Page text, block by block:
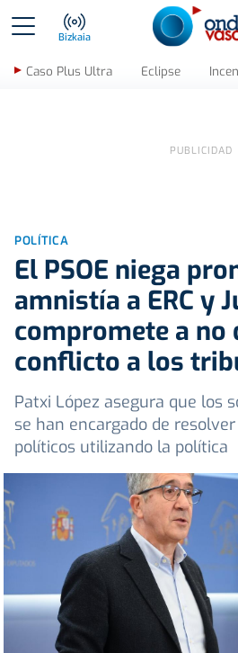
Bizkaia
Caso Plus Ultra Eclipse
POLÍTICA
El PSOE niega
amnistía a ERC y
compromete a no
conflicto a los
Patxi López asegura que los
se han encargado de
políticos utilizando la política